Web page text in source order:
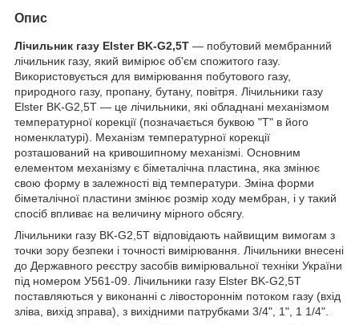
Опис
Лічильник газу Elster BK-G2,5Т — побутовий мембранний
лічильник газу, який вимірює об'єм спожитого газу.
Використовується для вимірювання побутового газу,
природного газу, пропану, бутану, повітря. Лічильники газу
Elster BK-G2,5Т — це лічильники, які обладнані механізмом
температурної корекції (позначається буквою "Т" в його
номенклатурі). Механізм температурної корекції
розташований на кривошипному механізмі. Основним
елементом механізму є біметалічна пластина, яка змінює
свою форму в залежності від температури. Зміна форми
біметалічної пластини змінює розмір ходу мембран, і у такий
спосіб впливає на величину мірного обсягу.
Лічильники газу BK-G2,5Т відповідають найвищим вимогам з
точки зору безпеки і точності вимірювання. Лічильники внесені
до Державного реєстру засобів вимірювальної техніки України
під номером У561-09. Лічильники газу Elster BK-G2,5Т
поставляються у виконанні c лівостороннім потоком газу (вхід
зліва, вихід зправа), з вихідними патрубками 3/4", 1", 1 1/4".